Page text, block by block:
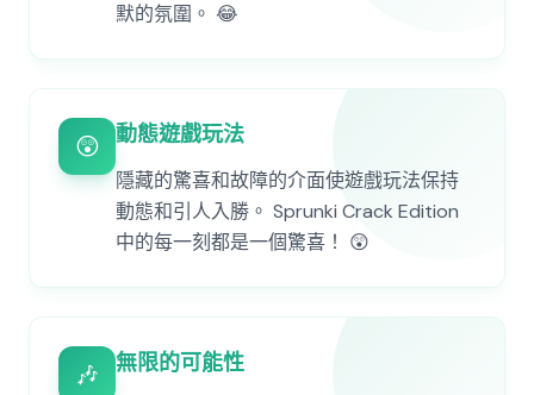
默的氛圍。 😂
😲 動態遊戲玩法
隱藏的驚喜和故障的介面使遊戲玩法保持
動態和引人入勝。 Sprunki Crack Edition
中的每一刻都是一個驚喜！ 😲
🎶 無限的可能性